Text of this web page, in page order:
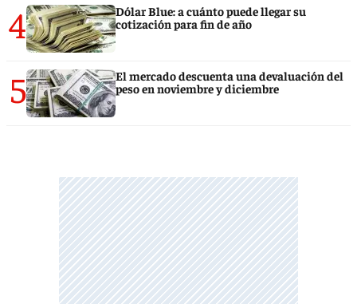
4
Dólar Blue: a cuánto puede llegar su
cotización para fin de año
5
El mercado descuenta una devaluación del
peso en noviembre y diciembre